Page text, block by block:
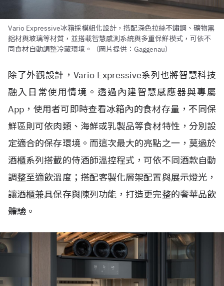
Vario Expressive冰箱採模組化設計，搭配深色拉絲不鏽鋼、礦物黑
鋁材與玻璃等材質，並搭載智慧感測系統與多重保鮮模式，可依不
同食材自動調整冷藏環境。（圖片提供：Gaggenau）
除了外觀設計，Vario Expressive系列也將智慧科技
融入日常使用情境。透過內建智慧感應器與專屬
App，使用者可即時查看冰箱內的食材存量，不同保
鮮區則可依肉類、海鮮或乳製品等食材特性，分別設
定適合的保存環境。而這次最大的亮點之一，莫過於
酒櫃系列搭載的侍酒師溫控程式，可依不同酒款自動
調整至適飲溫度；搭配客製化層架配置與展示燈光，
讓酒櫃兼具保存與陳列功能，打造更完整的奢華品飲
體驗。